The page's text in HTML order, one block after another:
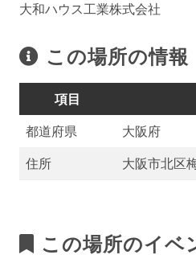
大和ハウス工業株式会社
この場所の情報
項目
都道府県
大阪府
住所
大阪市北区
この場所のイベ